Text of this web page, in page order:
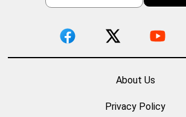
About Us
Privacy Policy